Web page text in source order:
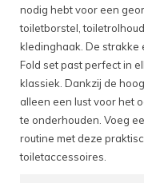
nodig hebt voor een
toiletborstel,
kledinghaak. De strakke
Fold set past perfect in
klassiek. Dankzij de
alleen een lust voor het
te onderhouden. Voeg
routine met deze
toiletaccessoires.